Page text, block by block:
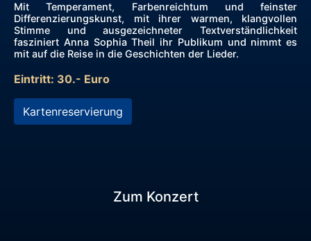
Mit Temperament, Farbenreichtum und feinster
Differenzierungskunst, mit ihrer warmen, klangvollen
Stimme und ausgezeichneter Textverständlichkeit
fasziniert Anna Sophia Theil ihr Publikum und nimmt es
mit auf die Reise in die Geschichten der Lieder.
Eintritt: 30.- Euro
Kartenreservierung
Zum Konzert